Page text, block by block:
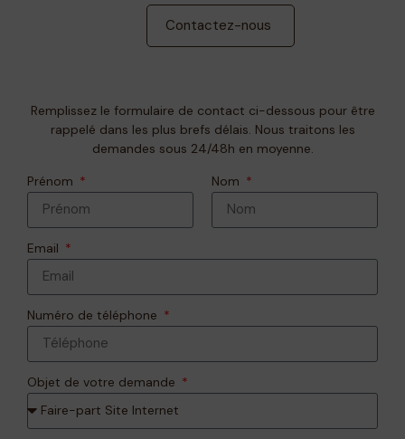
Contactez-nous
Remplissez le formulaire de contact ci-dessous pour être
rappelé dans les plus brefs délais. Nous traitons les
demandes sous 24/48h en moyenne.
Prénom Nom
Email
Numéro de téléphone
Objet de votre demande